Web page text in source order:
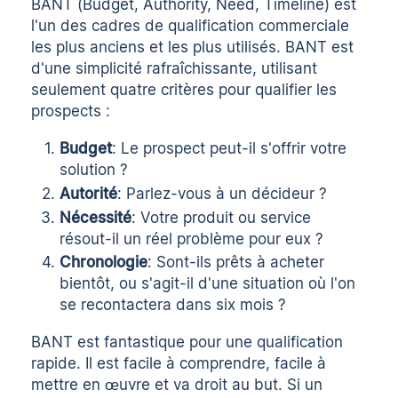
BANT (Budget, Authority, Need, Timeline) est
l'un des cadres de qualification commerciale
les plus anciens et les plus utilisés. BANT est
d'une simplicité rafraîchissante, utilisant
seulement quatre critères pour qualifier les
prospects :
Budget: Le prospect peut-il s'offrir votre
solution ?
Autorité: Parlez-vous à un décideur ?
Nécessité: Votre produit ou service
résout-il un réel problème pour eux ?
Chronologie: Sont-ils prêts à acheter
bientôt, ou s'agit-il d'une situation où l'on
se recontactera dans six mois ?
BANT est fantastique pour une qualification
rapide. Il est facile à comprendre, facile à
mettre en œuvre et va droit au but. Si un